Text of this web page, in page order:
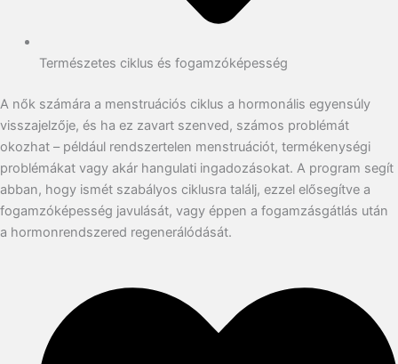
Természetes ciklus és fogamzóképesség
A nők számára a menstruációs ciklus a hormonális egyensúly
visszajelzője, és ha ez zavart szenved, számos problémát
okozhat – például rendszertelen menstruációt, termékenységi
problémákat vagy akár hangulati ingadozásokat. A program segít
abban, hogy ismét szabályos ciklusra találj, ezzel elősegítve a
fogamzóképesség javulását, vagy éppen a fogamzásgátlás után
a hormonrendszered regenerálódását.